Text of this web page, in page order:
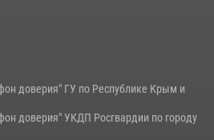
доверия" ГУ по Республике Крым и
доверия" УКДП Росгвардии по городу